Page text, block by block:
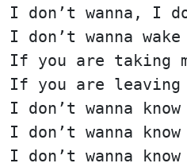
I don’t wanna, I
I don’t wanna wake
If you are taking
If you are
I don’t wanna know
I don’t wanna know
I don’t wanna know